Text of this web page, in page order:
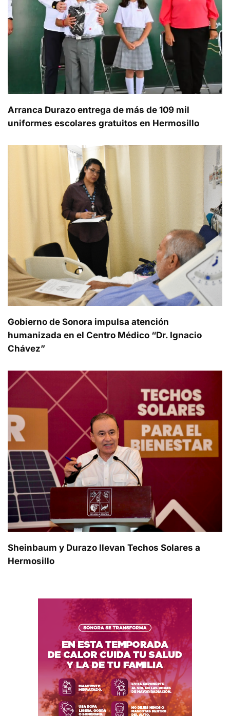
Arranca Durazo entrega de más de 109 mil
uniformes escolares gratuitos en Hermosillo
Gobierno de Sonora impulsa atención
humanizada en el Centro Médico “Dr. Ignacio
Chávez”
Sheinbaum y Durazo llevan Techos Solares a
Hermosillo